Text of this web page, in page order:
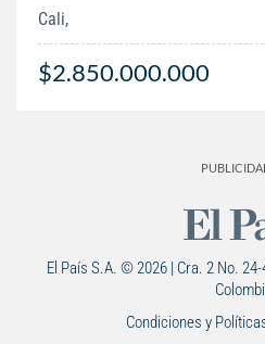
Cali,
$2.850.000.000
El País S.A. © 2026 | Cra. 2 No.
Condiciones y